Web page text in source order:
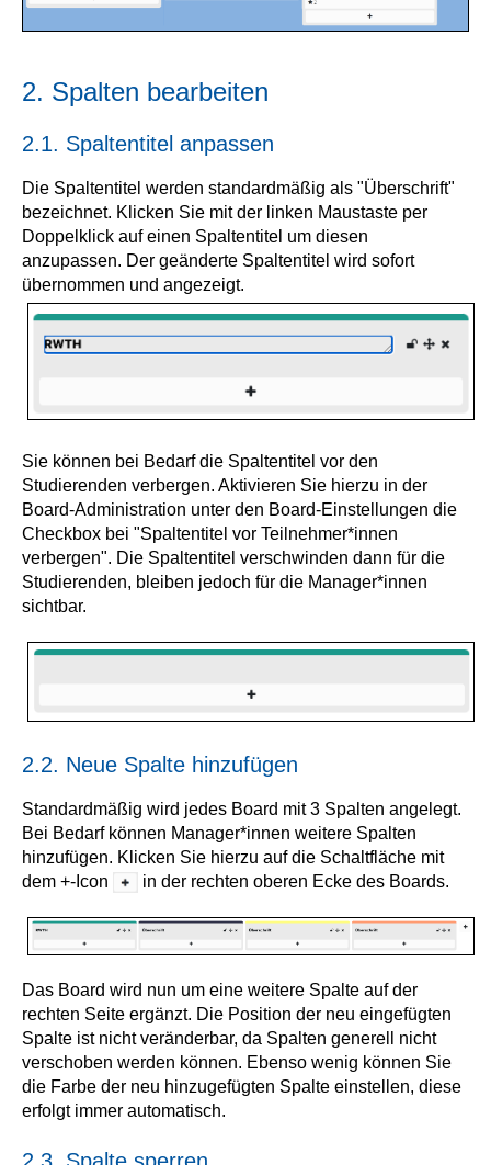
2. Spalten bearbeiten
2.1. Spaltentitel anpassen
Die Spaltentitel werden standardmäßig als "Überschrift"
bezeichnet. Klicken Sie mit der linken Maustaste per
Doppelklick auf einen Spaltentitel um diesen
anzupassen. Der geänderte Spaltentitel wird sofort
übernommen und angezeigt.
Sie können bei Bedarf die Spaltentitel vor den
Studierenden verbergen. Aktivieren Sie hierzu in der
Board-Administration unter den Board-Einstellungen die
Checkbox bei "Spaltentitel vor Teilnehmer*innen
verbergen". Die Spaltentitel verschwinden dann für die
Studierenden, bleiben jedoch für die Manager*innen
sichtbar.
2.2. Neue Spalte hinzufügen
Standardmäßig wird jedes Board mit 3 Spalten angelegt.
Bei Bedarf können Manager*innen weitere Spalten
hinzufügen. Klicken Sie hierzu auf die Schaltfläche mit
dem +-Icon
in der rechten oberen Ecke des Boards.
Das Board wird nun um eine weitere Spalte auf der
rechten Seite ergänzt. Die Position der neu eingefügten
Spalte ist nicht veränderbar, da Spalten generell nicht
verschoben werden können. Ebenso wenig können Sie
die Farbe der neu hinzugefügten Spalte einstellen, diese
erfolgt immer automatisch.